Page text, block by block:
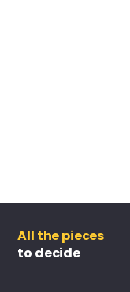
All the pieces
to decide